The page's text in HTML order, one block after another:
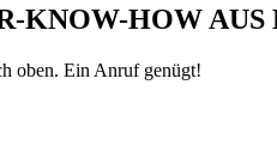
KNOW-HOW
oben. Ein Anruf genügt!